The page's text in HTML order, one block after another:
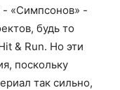
- «Симпсонов» -
будь то
& Run. Но эти
поскольку
так сильно,